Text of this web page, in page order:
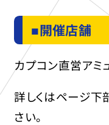
■開催店舗
カプコン直営ア
詳しくはページ下
さい。